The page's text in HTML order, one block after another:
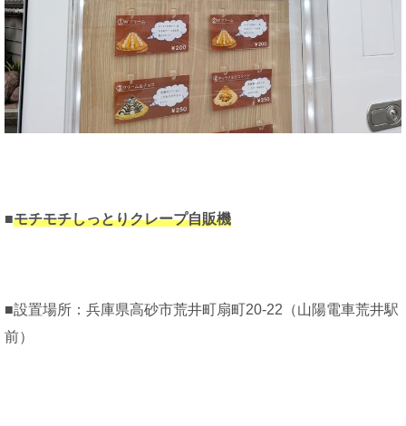
■モチモチしっとりクレープ自販機
■設置場所：兵庫県高砂市荒井町扇町20-22（山陽電車荒井駅
前）